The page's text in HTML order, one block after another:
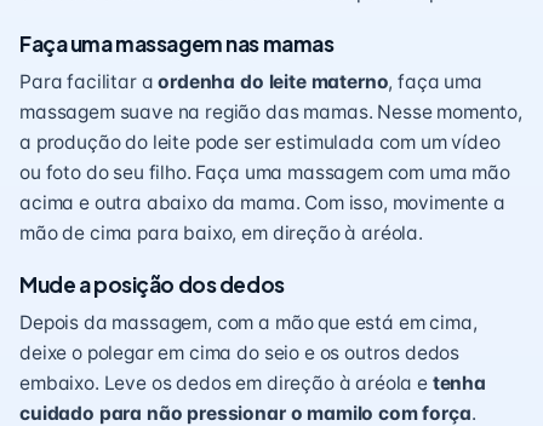
Faça uma massagem nas mamas
Para facilitar aordenha do leite materno, faça uma
massagem suave na região das mamas. Nesse momento,
a produção do leite pode ser estimulada com um vídeo
ou foto do seu filho. Faça uma massagem com uma mão
acima e outra abaixo da mama. Com isso, movimente a
mão de cima para baixo, em direção à aréola.
Mude a posição dos dedos
Depois da massagem, com a mão que está em cima,
deixe o polegar em cima do seio e os outros dedos
embaixo. Leve os dedos em direção à aréola e tenha
cuidado para não pressionar o mamilo com força.